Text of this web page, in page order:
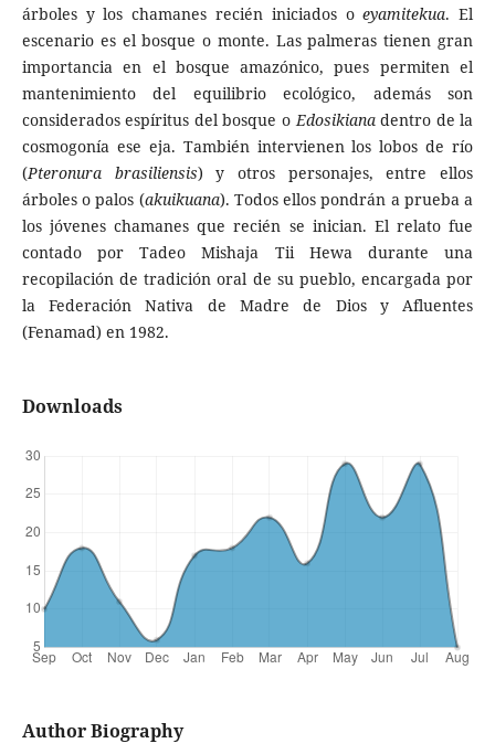
árboles y los chamanes recién iniciados oeyamitekua. El
escenario es el bosque o monte. Las palmeras tienen gran
importancia en el bosque amazónico, pues permiten el
mantenimiento del equilibrio ecológico, además son
considerados espíritus del bosque oEdosikianadentro de la
cosmogonía ese eja. También intervienen los lobos de río
(Pteronura brasiliensis) y otros personajes, entre ellos
árboles o palos (akuikuana). Todos ellos pondrán a prueba a
los jóvenes chamanes que recién se inician. El relato fue
contado por Tadeo Mishaja Tii Hewa durante una
recopilación de tradición oral de su pueblo, encargada por
la Federación Nativa de Madre de Dios y Afluentes
(Fenamad) en 1982.
Downloads
Author Biography